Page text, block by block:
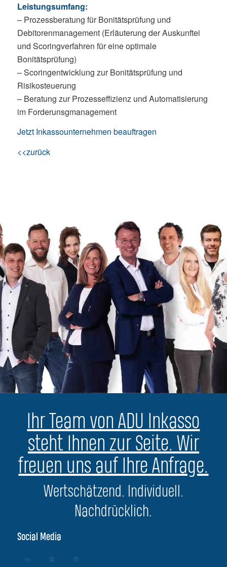
Leistungsumfang:
– Prozessberatung für Bonitätsprüfung und
Debitorenmanagement (Erläuterung der Auskunftei
und Scoringverfahren für eine optimale
Bonitätsprüfung)
– Scoringentwicklung zur Bonitätsprüfung und
Risikosteuerung
– Beratung zur Prozesseffizienz und Automatisierung
im Forderunsgmanagement
Jetzt Inkassounternehmen beauftragen
<<zurück
Ihr Team von ADU Inkasso
steht Ihnen zur Seite. Wir
freuen uns auf Ihre Anfrage.
Wertschätzend. Individuell.
Nachdrücklich.
Social Media